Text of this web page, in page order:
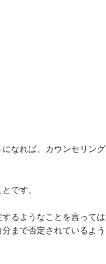
なれば、カウンセリング
です。
るようなことを言っては
まで否定されているよう